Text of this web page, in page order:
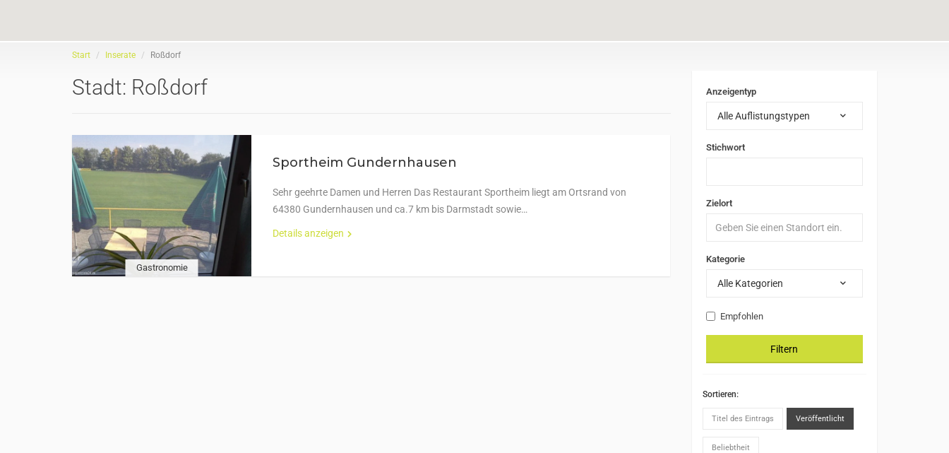
Start Inserate Roßdorf
Stadt: Roßdorf
Gastronomie
Sportheim Gundernhausen
Sehr geehrte Damen und Herren Das Restaurant Sportheim liegt am Ortsrand von
64380 Gundernhausen und ca.7 km bis Darmstadt sowie…
Details anzeigen
Anzeigentyp
Alle Auflistungstypen
Stichwort
Zielort
Kategorie
Alle Kategorien
Empfohlen
Filtern
Sortieren:
Titel des Eintrags Veröffentlicht
Beliebtheit